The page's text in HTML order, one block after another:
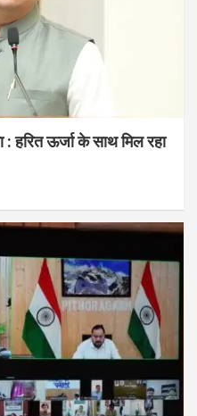
: हरित ऊर्जा के साथ मिल रहा